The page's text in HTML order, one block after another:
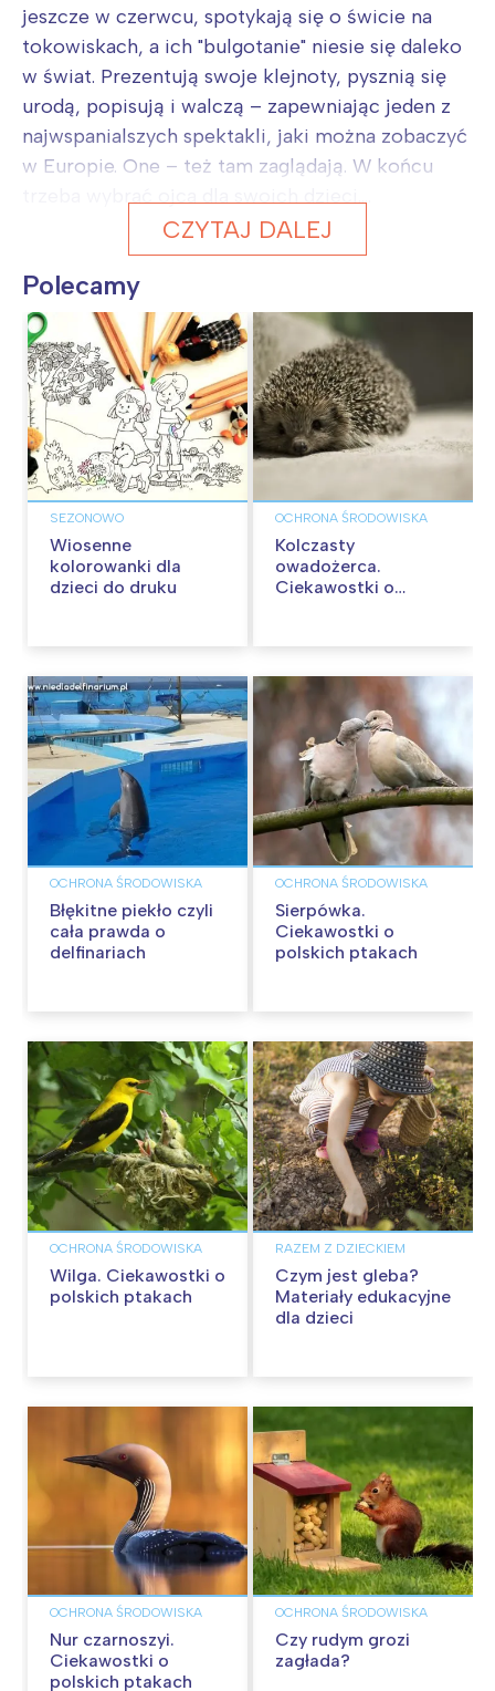
jeszcze w czerwcu, spotykają się o świcie na
tokowiskach, a ich "bulgotanie" niesie się daleko
w świat. Prezentują swoje klejnoty, pysznią się
urodą, popisują i walczą – zapewniając jeden z
najwspanialszych spektakli, jaki można zobaczyć
w Europie. One – też tam zaglądają. W końcu
CZYTAJ DALEJ
Polecamy
SEZONOWO
Wiosenne
kolorowanki dla
dzieci do druku
OCHRONA ŚRODOWISKA
Kolczasty
owadożerca.
Ciekawostki o
OCHRONA ŚRODOWISKA
Błękitne piekło czyli
cała prawda o
delfinariach
OCHRONA ŚRODOWISKA
Sierpówka.
Ciekawostki o
polskich ptakach
OCHRONA ŚRODOWISKA
Wilga. Ciekawostki o
polskich ptakach
RAZEM Z DZIECKIEM
Czym jest gleba?
Materiały edukacyjne
dla dzieci
OCHRONA ŚRODOWISKA
Nur czarnoszyi.
Ciekawostki o
polskich ptakach
OCHRONA ŚRODOWISKA
Czy rudym grozi
zagłada?